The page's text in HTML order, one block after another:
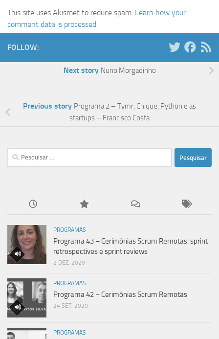
This site uses Akismet to reduce spam. Learn how your
comment data is processed.
FOLLOW:
Next story Nuno Morgadinho
Previous story Programa 2 – Tymr, Chique, Python e as
startups – Francisco Costa
Pesquisar
por:
PROGRAMAS
Programa 43 – Cerimónias Scrum Remotas: sprint
retrospectives e sprint reviews
2 DEZ, 2020
PROGRAMAS
Programa 42 – Cerimónias Scrum Remotas
24 SET, 2020
PROGRAMAS